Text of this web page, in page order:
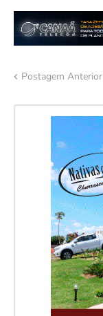
Postagem Anterior